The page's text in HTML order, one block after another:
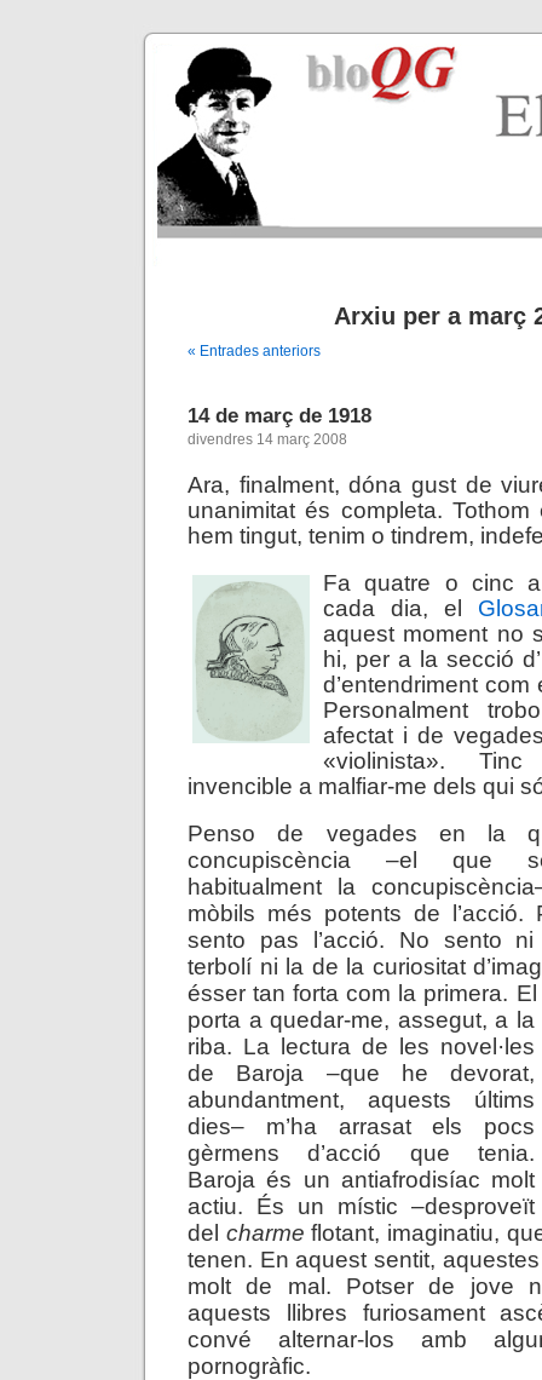
Arxiu per a març
« Entrades anteriors
14 de març de 1918
divendres 14 març 2008
Ara, finalment, dóna gust de
unanimitat és completa. Tothom
hem tingut, tenim o tindrem,
Fa quatre o cinc
cada dia, el
aquest moment no
hi, per a la secció
d’entendriment
Personalment
afectat i de
«violinista».
invencible a malfiar-me dels qui
Penso de vegades en la
concupiscència –el que
habitualment la
mòbils més potents de l’acció.
sento pas l’acció. No sento
terbolí ni la de la curiositat
ésser tan forta com la primera.
porta aquedar-me, assegut, a la
riba. La lectura de les novel·les
de Baroja –que he devorat,
abundantment, aquests últims
dies– m’ha arrasat els pocs
gèrmens d’acció que tenia.
Baroja és un antiafrodisíac molt
actiu. És un místic –desproveït
del charme flotant, imaginatiu,
tenen. En aquest sentit,
molt de mal. Potser de jove
aquests llibres furiosament
convé alternar-los amb
pornogràfic.